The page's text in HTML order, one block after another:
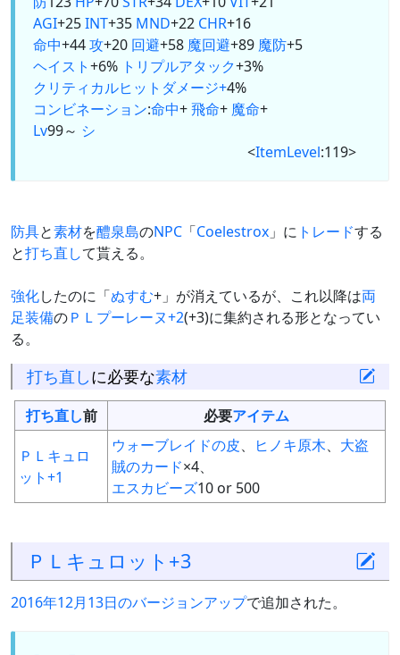
AGI+25INT+35 MND+22 CHR+16
命中+44攻+20 回避+58 魔回避+89 魔防+5
ヘイスト+6% トリプルアタック+3%
クリティカルヒットダメージ+4%
コンビネーション:命中+飛命+ 魔命+
Lv99～ シ
<ItemLevel:119>
防具と素材を醴泉島のNPC 「Coelestrox 」に トレードする
と打ち直して貰える。
強化したのに「ぬすむ+」が消えているが、これ以降は両
足装備のＰＬプーレーヌ+2(+3)に集約される形となってい
る。
打ち直しに必要な素材
打ち直し前 必要アイテム
ＰＬキュロ
ット+1
ウォーブレイドの皮、 ヒノキ原木、 大盗
賊のカード×4、
エスカビーズ10 or 500
ＰＬキュロット+3
2016年12月13日のバージョンアップで追加された。